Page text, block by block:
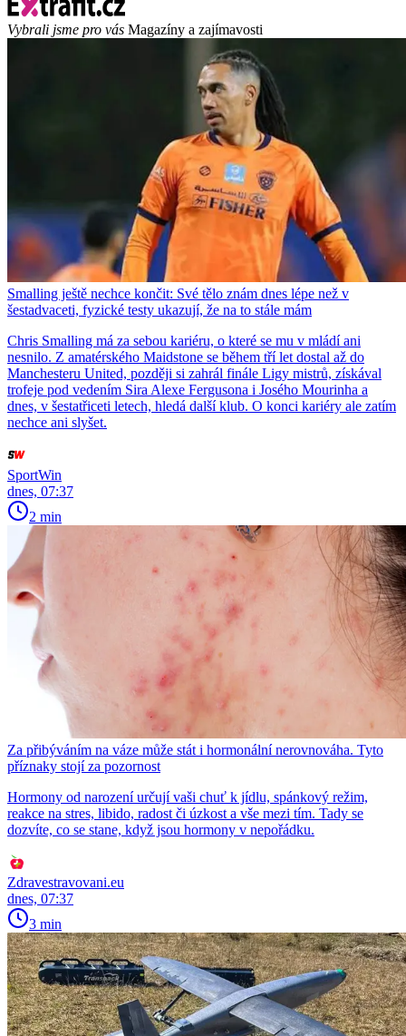
Vybrali jsme pro vás Magazíny a zajímavosti
Smalling ještě nechce končit: Své tělo znám dnes lépe než v
šestadvaceti, fyzické testy ukazují, že na to stále mám
Chris Smalling má za sebou kariéru, o které se mu v mládí ani
nesnilo. Z amatérského Maidstone se během tří let dostal až do
Manchesteru United, později si zahrál finále Ligy mistrů, získával
trofeje pod vedením Sira Alexe Fergusona i Josého Mourinha a
dnes, v šestatřiceti letech, hledá další klub. O konci kariéry ale zatím
nechce ani slyšet.
SportWin
dnes, 07:37
2 min
Za přibýváním na váze může stát i hormonální nerovnováha. Tyto
příznaky stojí za pozornost
Hormony od narození určují vaši chuť k jídlu, spánkový režim,
reakce na stres, libido, radost či úzkost a vše mezi tím. Tady se
dozvíte, co se stane, když jsou hormony v nepořádku.
Zdravestravovani.eu
dnes, 07:37
3 min